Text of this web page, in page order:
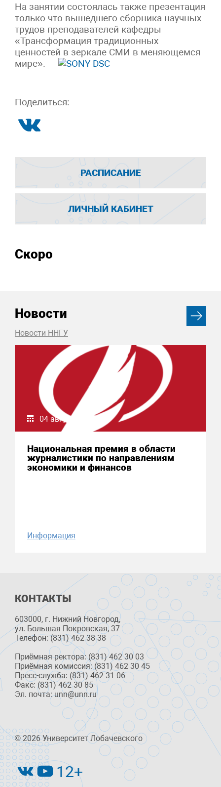
На занятии состоялась также презентация
только что вышедшего сборника научных
трудов преподавателей кафедры
«Трансформация традиционных
ценностей в зеркале СМИ в меняющемся
мире».
Поделиться:
РАСПИСАНИЕ
ЛИЧНЫЙ КАБИНЕТ
Скоро
Новости
Новости ННГУ
04 августа 2026
Национальная премия в области
журналистики по направлениям
экономики и финансов
Информация
КОНТАКТЫ
603000, г. Нижний Новгород,
ул. Большая Покровская, 37
Телефон: (831) 462 38 38
Приёмная ректора: (831) 462 30 03
Приёмная комиссия: (831) 462 30 45
Пресс-служба: (831) 462 31 06
Факс: (831) 462 30 85
Эл. почта: unn@unn.ru
© 2026 Университет Лобачевского
12+